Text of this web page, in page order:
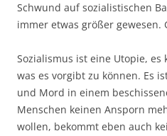
Schwund auf sozialistischen
immer etwas größer gewesen.
Sozialismus ist eine Utopie,
was es vorgibt zu können. Es
und Mord in einem
Menschen keinen Ansporn
wollen, bekommt eben auch